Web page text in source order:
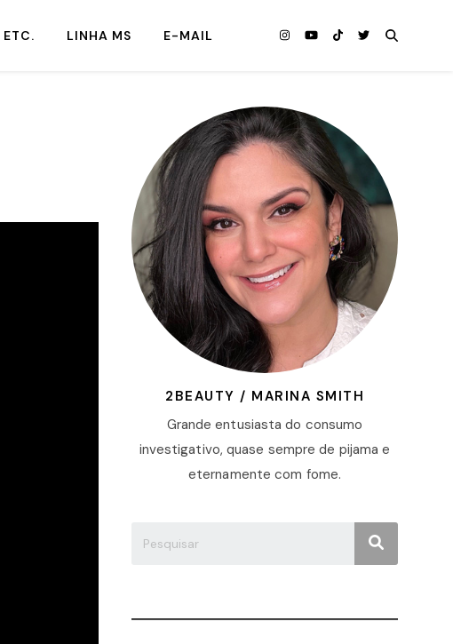
ETC. LINHA MS E-MAIL
2BEAUTY / MARINA SMITH
Grande entusiasta do consumo
investigativo, quase sempre de pijama e
eternamente com fome.